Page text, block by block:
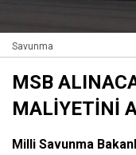
Savunma
MSB
MALİYETİNİ
Milli Savunma